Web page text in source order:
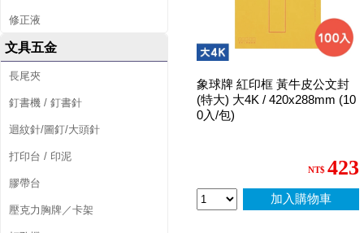
修正液
文具五金
長尾夾
釘書機 / 釘書針
迴紋針/圖釘/大頭針
打印台 / 印泥
膠帶台
壓克力胸牌／卡架
象球牌 紅印框 黃牛皮公文封
(特大) 大4K / 420x288mm (10
0入/包)
NT$ 423
加入購物車